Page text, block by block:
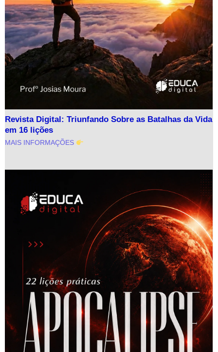
Revista Digital: Triunfando Sobre as Batalhas da Vida
em 16 lições
MAIS INFORMAÇÕES